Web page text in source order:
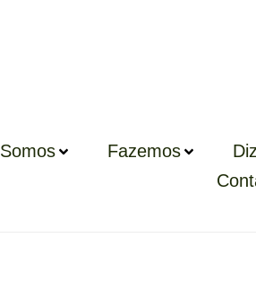
Somos Fazemos